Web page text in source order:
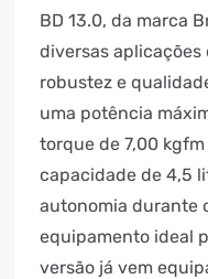
BD 13.0, da marca
diversas
robustez e
uma potência
torque de 7,00
capacidade de 4,5
autonomia durante
equipamento ideal
versão já vem